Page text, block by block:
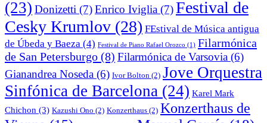
(23) Donizetti (7)Enrico Iviglia (7)Festival de
Cesky Krumlov (28) FEstival de Música antigua
de Úbeda y Baeza (4) Festival de Piano Rafael Orozco (1) Filarmónica
de San Petersburgo (8) Filarmónica de Varsovia (6)
Gianandrea Noseda (6) Ivor Bolton (2) Jove Orquestra
Sinfónica de Barcelona (24) Karel Mark
Chichon (3) Kazushi Ono (2) Konzerthaus (2) Konzerthaus de